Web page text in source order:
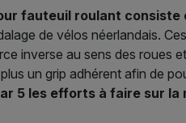
fauteuil roulant consiste
de vélos néerlandais.
inverse au sens des roues
un grip adhérent afin de
5 les efforts à faire sur la